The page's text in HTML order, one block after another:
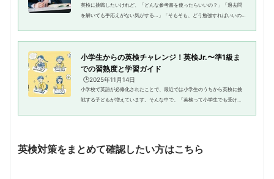
英検に挑戦したいけれど、「どんな参考書を使ったらいいの？」「過去問
を解いても手応えがない気がする…」「そもそも、どう勉強すればいいの
小学生からの英検チャレンジ！英検Jr.〜準1級ま
での習熟度と学習ガイド
🕒️2025年11月14日
小学校で英語が必修化されたことで、最近では小学生のうちから英検に挑
戦する子どもが増えています。そんな中で、「英検って小学生でも受けら
英検対策をまとめて確認したい方はこちら